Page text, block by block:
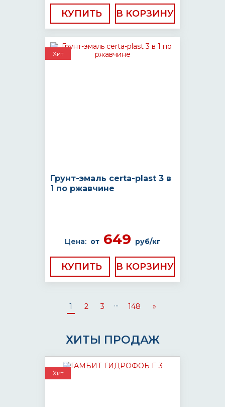
КУПИТЬ
Хит
Грунт-эмаль certa-plast 3 в
1 по ржавчине
Цена: от649 руб/кг
КУПИТЬ
1 2 3 ... 148 »
ХИТЫ ПРОДАЖ
Хит